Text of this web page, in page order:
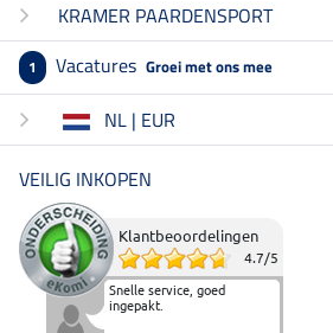
KRAMER PAARDENSPORT
1 Vacatures Groei met ons mee
NL | EUR
VEILIG INKOPEN
Klantbeoordelingen
4.7/5
Snelle service, goed
ingepakt.